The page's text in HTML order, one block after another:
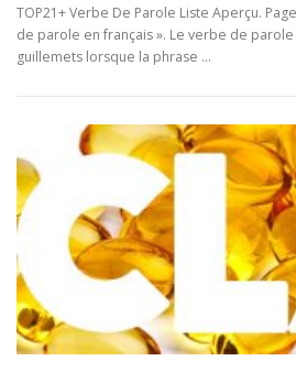
TOP21+ Verbe De Parole Liste Aperçu.
de parole en français ». Le verbe de
guillemets lorsque la phrase …